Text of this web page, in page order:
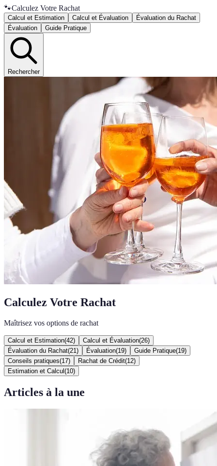
🐾Calculez Votre Rachat
Calcul et Estimation Calcul et Évaluation
Évaluation du Rachat
Évaluation
Guide Pratique
Rechercher
Calculez Votre Rachat
Maîtrisez vos options de rachat
Calcul et Estimation(42) Calcul et Évaluation(26)
Évaluation du Rachat(21 ) Évaluation(19) Guide Pratique(19)
Conseils pratiques(17) Rachat de Crédit(12)
Estimation et Calcul (10)
Articles à la une